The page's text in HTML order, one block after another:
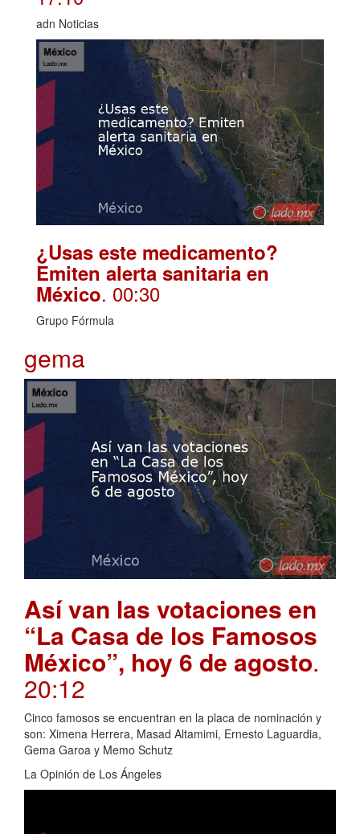
adn Noticias
¿Usas este medicamento?
Emiten alerta sanitaria en
México. 00:30
Grupo Fórmula
gema
Así van las votaciones en
“La Casa de los Famosos
México”, hoy 6 de agosto.
20:12
Cinco famosos se encuentran en la placa de nominación y
son: Ximena Herrera, Masad Altamimi, Ernesto Laguardia,
Gema Garoa y Memo Schutz
La Opinión de Los Ángeles